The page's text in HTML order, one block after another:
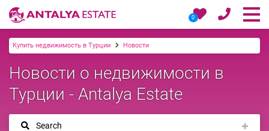
0
Купить недвижимость в Турции Новости
Новости о недвижимости в
Турции - Antalya Estate
Search